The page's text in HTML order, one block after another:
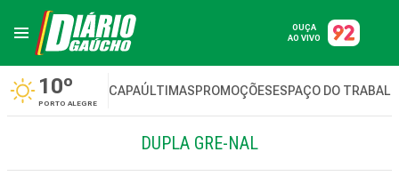
OUÇA
AO VIVO
10º
PORTO ALEGRE
CAPAÚLTIMASPROMOÇÕESESPAÇO DO
DUPLA GRE-NAL